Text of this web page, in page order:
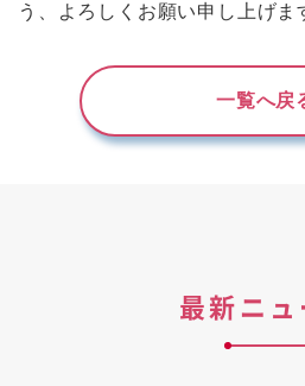
う、よろしくお願い申し上げま
一覧へ戻
最新ニュ